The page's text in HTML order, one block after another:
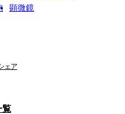
顕微鏡
ェア
覧